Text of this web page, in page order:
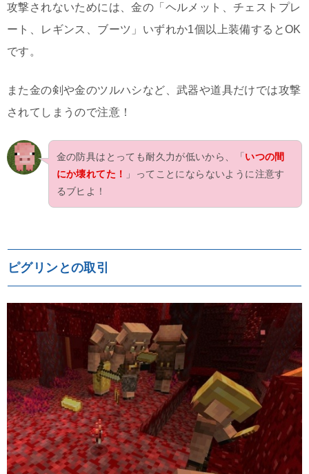
攻撃されないためには、金の「ヘルメット、チェストプレ
ート、レギンス、ブーツ」いずれか1個以上装備するとOK
です。
また金の剣や金のツルハシなど、武器や道具だけでは攻撃
されてしまうので注意！
金の防具はとっても耐久力が低いから、「 いつの間
にか壊れてた！
」ってことにならないように注意す
るブヒよ！
ピグリンとの取引